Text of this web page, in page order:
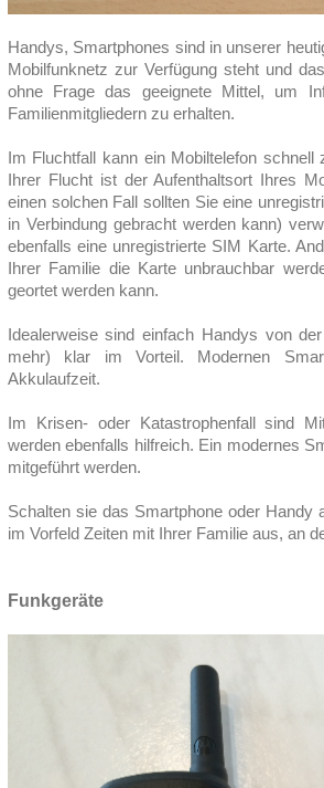
Handys, Smartphones sind in unserer
Mobilfunknetz zur Verfügung steht und
ohne Frage das geeignete Mittel, um
Familienmitgliedern zu erhalten.
Im Fluchtfall kann ein Mobiltelefon
Ihrer Flucht ist der Aufenthaltsort Ihres
einen solchen Fall sollten Sie eine
in Verbindung gebracht werden kann)
ebenfalls eine unregistrierte SIM Karte.
Ihrer Familie die Karte unbrauchbar
geortet werden kann.
Idealerweise sind einfach Handys von
mehr) klar im Vorteil. Modernen
Akkulaufzeit.
Im Krisen- oder Katastrophenfall sind
werden ebenfalls hilfreich. Ein modernes
mitgeführt werden.
Schalten sie das Smartphone oder
im Vorfeld Zeiten mit Ihrer Familie aus, an
Funkgeräte